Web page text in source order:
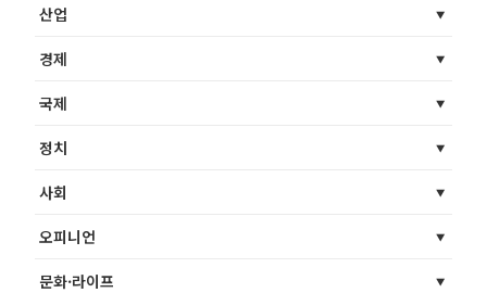
산업
경제
국제
정치
사회
오피니언
문화·라이프